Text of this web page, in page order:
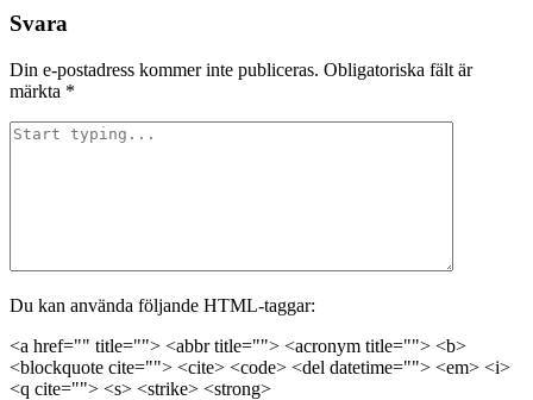
Svara
Din e-postadress kommer inte publiceras. Obligatoriska fält är
märkta *
Du kan använda följande HTML-taggar:
<a href="" title=""> <abbr title=""> <acronym title=""> <b>
<blockquote cite=""> <cite> <code> <del datetime=""> <em> <i>
<q cite=""> <s> <strike> <strong>